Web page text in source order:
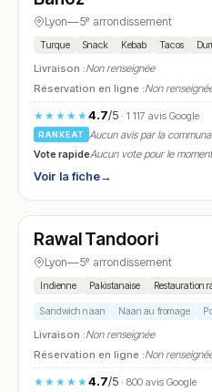
Lyon—5ᵉ arrondissement
Turque Snack Kebab Tacos
Livraison :Non renseignée
Réservation en ligne :Non
★★★★★4.7/5· 1 117 avis Google
RANKEAT
Aucun avis par la
Vote rapideAucun vote pour le
Voir la fiche→
N° 17
Rawal Tandoori
Lyon—5ᵉ arrondissement
Indienne Pakistanaise Restauration
Sandwich naan Naan au fromage
Livraison :Non renseignée
Réservation en ligne :Non
★★★★★4.7/5· 800 avis Google